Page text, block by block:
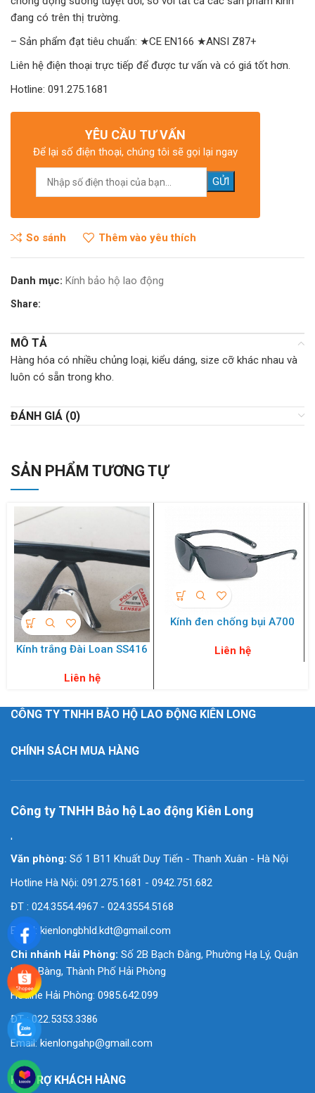
đang có trên thị trường.
– Sản phẩm đạt tiêu chuẩn: ★CE EN166 ★ANSI Z87+
Liên hệ điện thoại trực tiếp để được tư vấn và có giá tốt hơn.
Hotline: 091.275.1681
YÊU CẦU TƯ VẤN
Để lại số điện thoại, chúng tôi sẽ gọi lại ngay
So sánh Thêm vào yêu thích
Danh mục: Kính bảo hộ lao động
Share:
MÔ TẢ
Hàng hóa có nhiều chủng loại, kiểu dáng, size cỡ khác nhau và
luôn có sẵn trong kho.
ĐÁNH GIÁ (0)
SẢN PHẨM TƯƠNG TỰ
Kính trắng Đài Loan SS416
Liên hệ
Kính đen chống bụi A700
Liên hệ
CÔNG TY TNHH BẢO HỘ LAO ĐỘNG KIÊN LONG
CHÍNH SÁCH MUA HÀNG
Công ty TNHH Bảo hộ Lao động Kiên Long
'
Văn phòng: Số 1 B11 Khuất Duy Tiến - Thanh Xuân - Hà Nội
Hotline Hà Nội: 091.275.1681 - 0942.751.682
ĐT : 024.3554.4967 - 024.3554.5168
Email: kienlongbhld.kdt@gmail.com
Chi nhánh Hải Phòng: Số 2B Bạch Đằng, Phường Hạ Lý, Quận
Hồng Bàng, Thành Phố Hải Phòng
Hotline Hải Phòng: 0985.642.099
ĐT : 022.5353.3386
Email:kienlongahp@gmail.com
HỖ TRỢ KHÁCH HÀNG